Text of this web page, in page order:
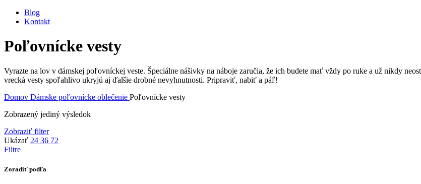
Blog
Kontakt
Poľovnícke vesty
Vyrazte na lov v dámskej poľovníckej veste. Špeciálne nášivky na náboje zaručia, že ich budete mať vždy po ruke a už nikdy
vrecká vesty spoľahlivo ukryjú aj ďalšie drobné nevyhnutnosti. Pripraviť, nabiť a páľ!
Domov Dámske poľovnícke oblečenie Poľovnícke vesty
Zobrazený jediný výsledok
Zobraziť filter
Ukázať 24 36 72
Filtre
Zoradiť podľa